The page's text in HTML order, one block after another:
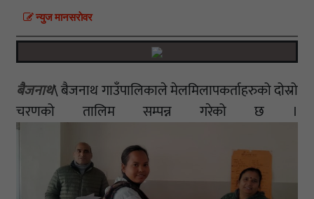
न्युज मानसराेवर
बैजनाथ\ बैजनाथ गाउँपालिकाले मेलमिलापकर्ताहरुको दोस्रो
चरणको तालिम सम्पन्न गरेको छ ।